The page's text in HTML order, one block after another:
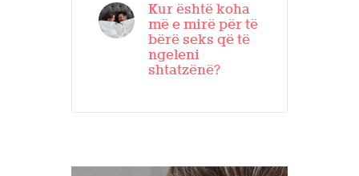
Kur është koha
më e mirë për të
bërë seks që të
ngeleni
shtatzënë?